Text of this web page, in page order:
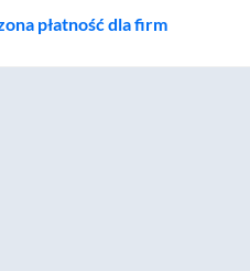
płatność dla firm